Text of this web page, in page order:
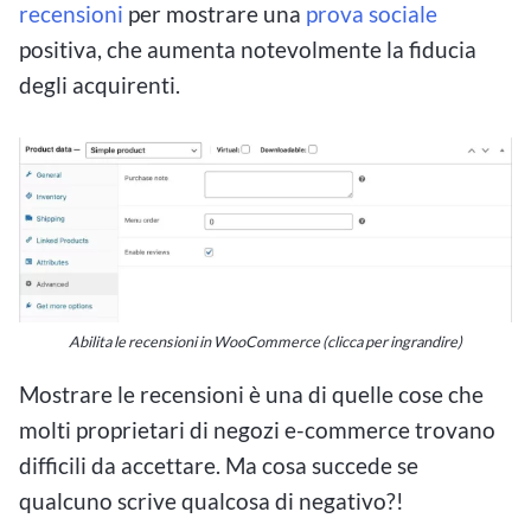
recensioni per mostrare una prova sociale
positiva, che aumenta notevolmente la fiducia
degli acquirenti.
Abilita le recensioni in WooCommerce (clicca per ingrandire)
Mostrare le recensioni è una di quelle cose che
molti proprietari di negozi e-commerce trovano
difficili da accettare. Ma cosa succede se
qualcuno scrive qualcosa di negativo?!